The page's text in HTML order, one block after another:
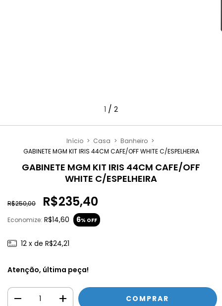
1 / 2
Início > Casa > Banheiro >
GABINETE MGM KIT IRIS 44CM CAFE/OFF WHITE C/ESPELHEIRA
GABINETE MGM KIT IRIS 44CM CAFE/OFF
WHITE C/ESPELHEIRA
R$250,00 R$235,40
Economize: R$14,60 6% OFF
12 x de R$24,21
Atenção, última peça!